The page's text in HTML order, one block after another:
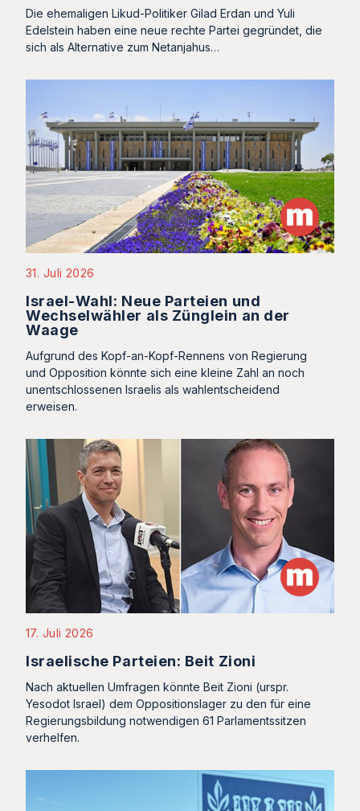
Die ehemaligen Likud-Politiker Gilad Erdan und Yuli
Edelstein haben eine neue rechte Partei gegründet, die
sich als Alternative zum Netanjahus…
31. Juli 2026
Israel-Wahl: Neue Parteien und
Wechselwähler als Zünglein an der
Waage
Aufgrund des Kopf-an-Kopf-Rennens von Regierung
und Opposition könnte sich eine kleine Zahl an noch
unentschlossenen Israelis als wahlentscheidend
erweisen.
17. Juli 2026
Israelische Parteien: Beit Zioni
Nach aktuellen Umfragen könnte Beit Zioni (urspr.
Yesodot Israel) dem Oppositionslager zu den für eine
Regierungsbildung notwendigen 61 Parlamentssitzen
verhelfen.